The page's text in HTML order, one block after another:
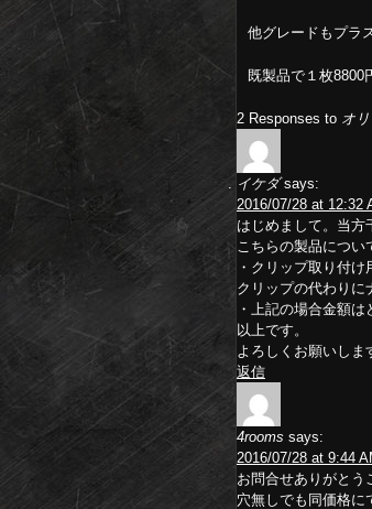
他グレードもプラ
既製品で１枚8800
2 Responses to オ
イケダ says:
2016/07/28 at 12:32
はじめまして。当方
こちらの製品につい
・クリップ取り付
クリップの代わりに
・上記の場合金額
以上です。
よろしくお願いしま
返信
4rooms says:
2016/07/28 at 9:44
お問合せありがとう
穴無しでも同価格に